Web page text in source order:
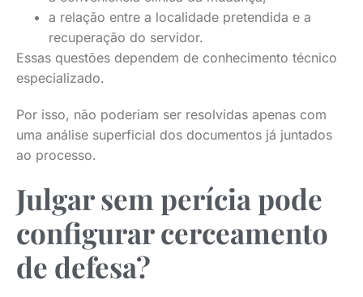
a relação entre a localidade pretendida e a
recuperação do servidor.
Essas questões dependem de conhecimento técnico
especializado.
Por isso, não poderiam ser resolvidas apenas com
uma análise superficial dos documentos já juntados
ao processo.
Julgar sem perícia pode
configurar cerceamento
de defesa?